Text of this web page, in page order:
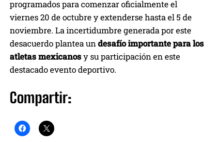
programados para comenzar oficialmente el
viernes 20 de octubre y extenderse hasta el 5 de
noviembre. La incertidumbre generada por este
desacuerdo plantea undesafío importante para los
atletas mexicanosy su participación en este
destacado evento deportivo.
Compartir: